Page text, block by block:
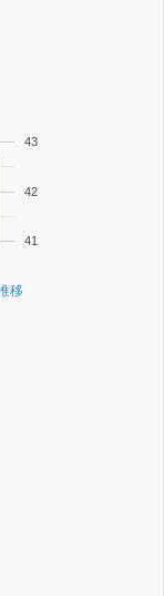
41
42
43
移